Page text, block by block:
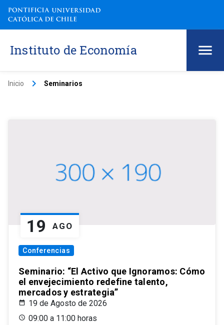
Instituto de Economía
Inicio keyboard_arrow_right Seminarios
19 AGO
Conferencias
Seminario: “El Activo que Ignoramos: Cómo
el envejecimiento redefine talento,
mercados y estrategia”
19 de Agosto de 2026
09:00 a 11:00 horas